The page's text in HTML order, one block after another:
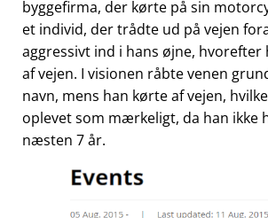
byggefirma, der kørte på sin
et individ, der trådte ud på vejen
aggressivt ind i hans øjne, hvorefter
af vejen. I visionen råbte venen
navn, mens han kørte af vejen,
oplevet som mærkeligt, da han ikke
næsten 7 år.